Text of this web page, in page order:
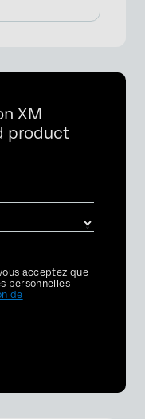
XM
product
acceptez que
personnelles
de